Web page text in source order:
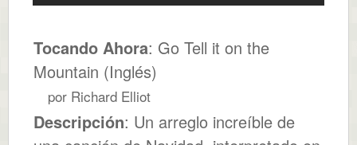
Tocando Ahora: Go Tell it on the
Mountain (Inglés)
por Richard Elliot
Descripción: Un arreglo increíble de